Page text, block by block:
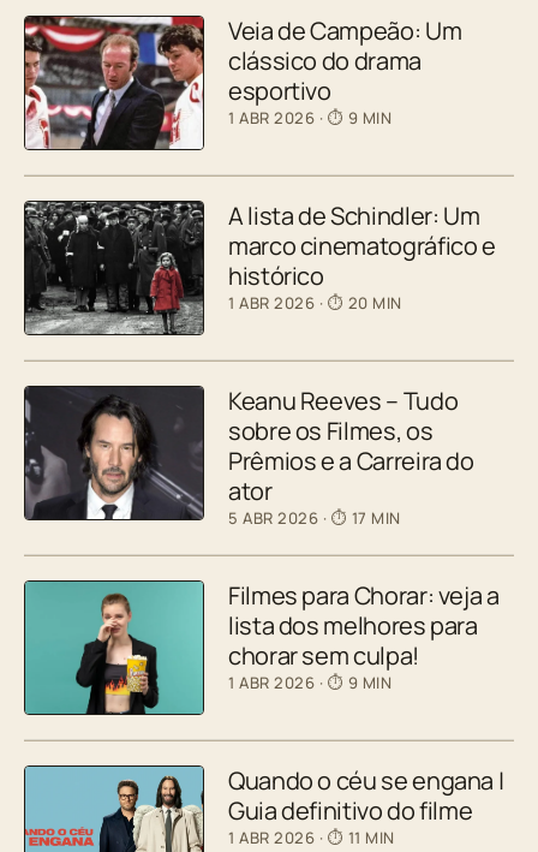
Veia de Campeão: Um
clássico do drama
esportivo
1 ABR 2026 · ⏱ 9 MIN
A lista de Schindler: Um
marco cinematográfico e
histórico
1 ABR 2026 · ⏱ 20 MIN
Keanu Reeves – Tudo
sobre os Filmes, os
Prêmios e a Carreira do
ator
5 ABR 2026 · ⏱ 17 MIN
Filmes para Chorar: veja a
lista dos melhores para
chorar sem culpa!
1 ABR 2026 · ⏱ 9 MIN
Quando o céu se engana |
Guia definitivo do filme
1 ABR 2026 · ⏱ 11 MIN